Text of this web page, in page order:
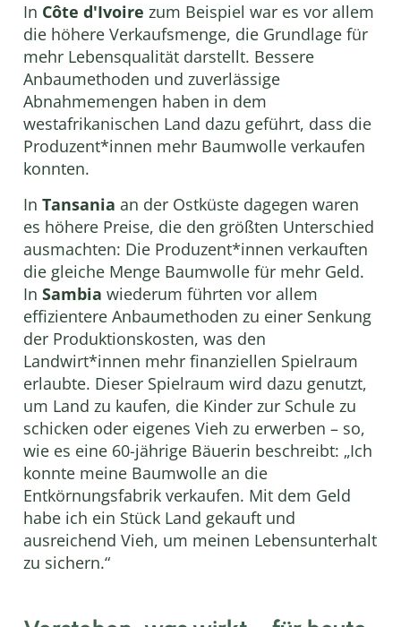
In Côte d'Ivoire zum Beispiel war es vor allem
die höhere Verkaufsmenge, die Grundlage für
mehr Lebensqualität darstellt. Bessere
Anbaumethoden und zuverlässige
Abnahmemengen haben in dem
westafrikanischen Land dazu geführt, dass die
Produzent*innen mehr Baumwolle verkaufen
konnten.
In Tansania an der Ostküste dagegen waren
es höhere Preise, die den größten Unterschied
ausmachten: Die Produzent*innen verkauften
die gleiche Menge Baumwolle für mehr Geld.
In Sambia wiederum führten vor allem
effizientere Anbaumethoden zu einer Senkung
der Produktionskosten, was den
Landwirt*innen mehr finanziellen Spielraum
erlaubte. Dieser Spielraum wird dazu genutzt,
um Land zu kaufen, die Kinder zur Schule zu
schicken oder eigenes Vieh zu erwerben – so,
wie es eine 60-jährige Bäuerin beschreibt: „Ich
konnte meine Baumwolle an die
Entkörnungsfabrik verkaufen. Mit dem Geld
habe ich ein Stück Land gekauft und
ausreichend Vieh, um meinen Lebensunterhalt
zu sichern.“